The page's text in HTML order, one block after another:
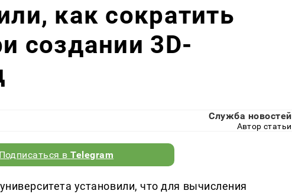
как сократить
создании 3D-
Служба новостей
Автор статьи
Подписаться вTelegram
установили, что для вычисления